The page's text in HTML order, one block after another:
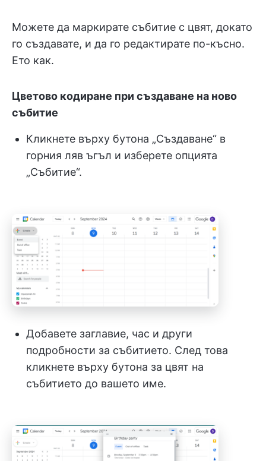
Можете да маркирате събитие с цвят, докато
го създавате, и да го редактирате по-късно.
Ето как.
Цветово кодиране при създаване на ново
събитие
Кликнете върху бутона „Създаване“ в
горния ляв ъгъл и изберете опцията
„Събитие“.
Добавете заглавие, час и други
подробности за събитието. След това
кликнете върху бутона за цвят на
събитието до вашето име.